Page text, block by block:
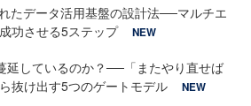
たデータ活用基盤の設計法──マルチエ
功させる5ステップ
NEW
延しているのか？──「またやり直せば
抜け出す5つのゲートモデル
NEW